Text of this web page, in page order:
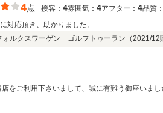
4点 接客： 4雰囲気： 4アフター： 4品質：
対応頂き、助かりました。
ォルクスワーゲン ゴルフトゥーラン（2021/12